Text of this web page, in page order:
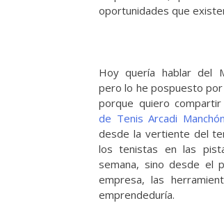
oportunidades que
Hoy quería hablar del
pero lo he pospuesto por
porque quiero
de Tenis Arcadi
desde la vertiente del
los tenistas en las
semana, sino desde el
empresa, las
emprendeduría.